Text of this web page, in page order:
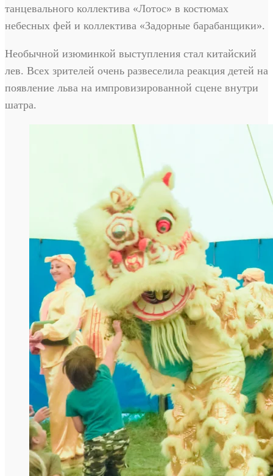
танцевального коллектива «Лотос» в костюмах
небесных фей и коллектива «Задорные барабанщики».
Необычной изюминкой выступления стал китайский
лев. Всех зрителей очень развеселила реакция детей на
появление льва на импровизированной сцене внутри
шатра.